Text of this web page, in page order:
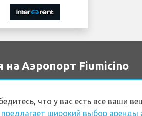
на Аэропорт Fiumicino
что у вас есть все ваши
широкий выбор аренды